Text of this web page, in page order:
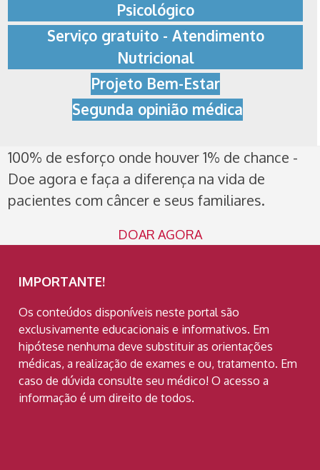
Psicológico
Serviço gratuito - Atendimento
Nutricional
Projeto Bem-Estar
Segunda opinião médica
100% de esforço onde houver 1% de chance -
Doe agora e faça a diferença na vida de
pacientes com câncer e seus familiares.
DOAR AGORA
IMPORTANTE!
Os conteúdos disponíveis neste portal são
exclusivamente educacionais e informativos. Em
hipótese nenhuma deve substituir as orientações
médicas, a realização de exames e ou, tratamento. Em
caso de dúvida consulte seu médico! O acesso a
informação é um direito de todos.